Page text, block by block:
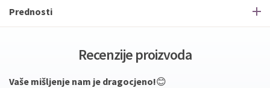
Prednosti
Recenzije proizvoda
Vaše mišljenje nam je dragocjeno!😊